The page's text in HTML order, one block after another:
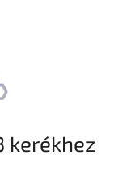
kerékhez